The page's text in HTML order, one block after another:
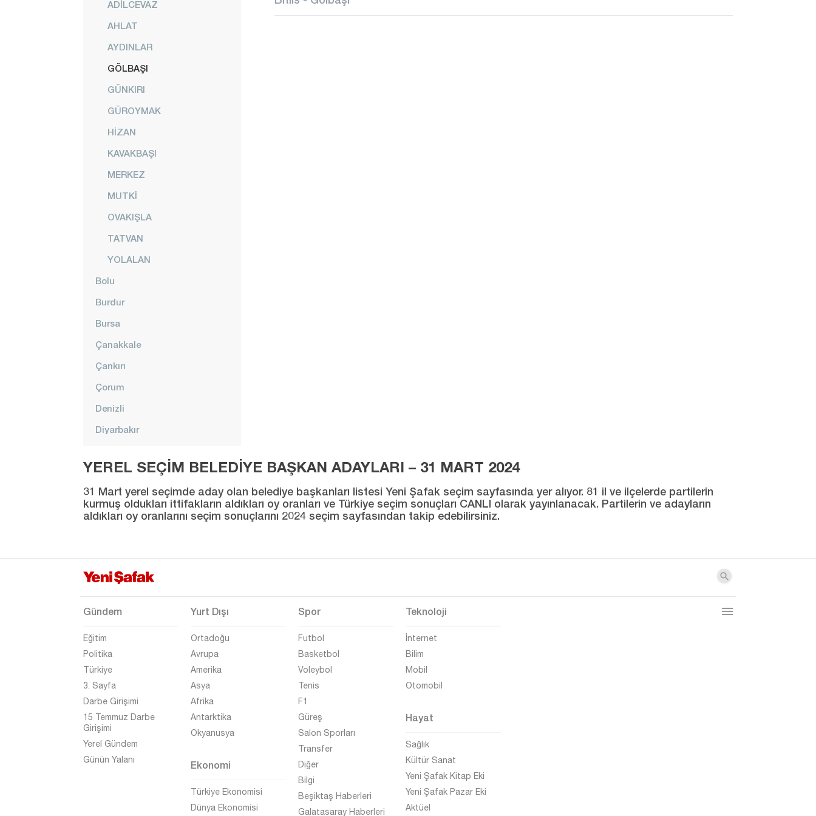
ADİLCEVAZ
AHLAT
AYDINLAR
GÖLBAŞI
GÜNKIRI
GÜROYMAK
HİZAN
KAVAKBAŞI
MERKEZ
MUTKİ
OVAKIŞLA
TATVAN
YOLALAN
Bolu
Burdur
Bursa
Çanakkale
Çankırı
Çorum
Denizli
Diyarbakır
Edirne
Elazığ
Erzincan
Eskişehir
Gaziantep
Giresun
Hakkari
Iğdır
Isparta
Kahramanmaraş
Karabük
YEREL SEÇİM BELEDİYE BAŞKAN ADAYLARI – 31 MART 2024
31 Mart yerel seçimde aday olan belediye başkanları listesi Yeni Şafak seçim sayfasında yer alıyor. 81 il ve ilçelerde partilerin
kurmuş oldukları ittifakların aldıkları oy oranları ve Türkiye seçim sonuçları CANLI olarak yayınlanacak. Partilerin ve adayların
aldıkları oy oranlarını seçim sonuçlarını 2024 seçim sayfasından takip edebilirsiniz.
Gündem
Eğitim
Politika
Türkiye
3. Sayfa
Darbe Girişimi
15 Temmuz Darbe
Girişimi
Yerel Gündem
Günün Yalanı
Yurt Dışı
Ortadoğu
Avrupa
Amerika
Asya
Afrika
Antarktika
Okyanusya
Ekonomi
Türkiye Ekonomisi
Dünya Ekonomisi
Spor
Futbol
Basketbol
Voleybol
Tenis
F1
Güreş
Salon Sporları
Transfer
Diğer
Bilgi
Beşiktaş Haberleri
Galatasaray Haberleri
Teknoloji
İnternet
Bilim
Mobil
Otomobil
Hayat
Sağlık
Kültür Sanat
Yeni Şafak Kitap Eki
Yeni Şafak Pazar Eki
Aktüel